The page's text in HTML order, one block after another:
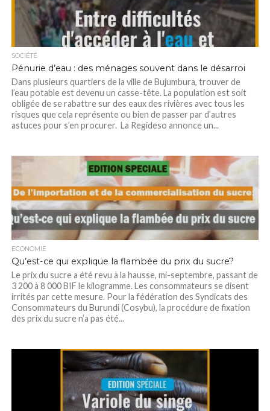
SOCIÉTÉ
Pénurie d’eau : des ménages souvent dans le désarroi
Dans plusieurs quartiers de la ville de Bujumbura, trouver de
l’eau potable est devenu un casse-tête. La population est soit
obligée de se rabattre sur des eaux des rivières avec tous les
risques que cela représente ou bien de passer par d’autres
astuces pour s’en procurer. La Regideso annonce un...
ECONOMIE
Qu’est-ce qui explique la flambée du prix du sucre?
Le prix du sucre a été revu à la hausse, mi-septembre, passant de
3 200 à 8 000 BIF le kilogramme. Les consommateurs se disent
irrités par cette mesure. Pour la fédération des Syndicats des
Consommateurs du Burundi (Cosybu), la procédure de fixation
des prix du sucre n’a pas été...